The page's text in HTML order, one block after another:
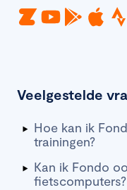
Veelgestelde
Hoe kan ik
trainingen?
Kan ik Fondo
fietscomputers?